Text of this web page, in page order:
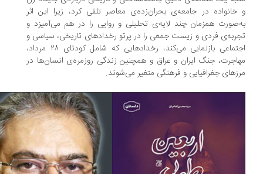
در جامعه‌ی بحران‌زده‌ی معاصر تلقی کرد، زیرا این اثر
همزمان چند لایه‌ی تحلیلی و روایی را در هم می‌آمیزد و
فردی و زیست جمعی را در پرتو رخدادهای تاریخی، سیاسی و
اجتماعی بازنمایی می‌کند، رخدادهایی که شامل کودتای ۲۸ مرداد،
جنگ ایران و عراق و همچنین زندگی روزمره‌ی انسان‌ها در
جغرافیایی و فرهنگی متغیر می‌شوند.